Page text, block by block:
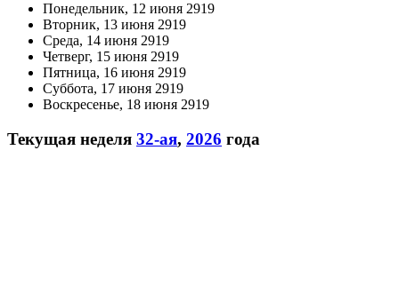
Понедельник, 12 июня 2919
Вторник, 13 июня 2919
Среда, 14 июня 2919
Четверг, 15 июня 2919
Пятница, 16 июня 2919
Суббота, 17 июня 2919
Воскресенье, 18 июня 2919
Текущая неделя 32-ая, 2026 года